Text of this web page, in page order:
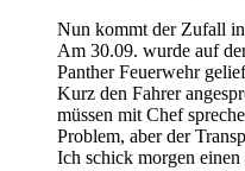
Nun kommt der Zufall
Am 30.09. wurde auf
Panther Feuerwehr
Kurz den Fahrer
müssen mit Chef
Problem, aber der
Ich schick morgen einen